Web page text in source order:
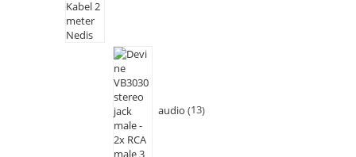
audio 13